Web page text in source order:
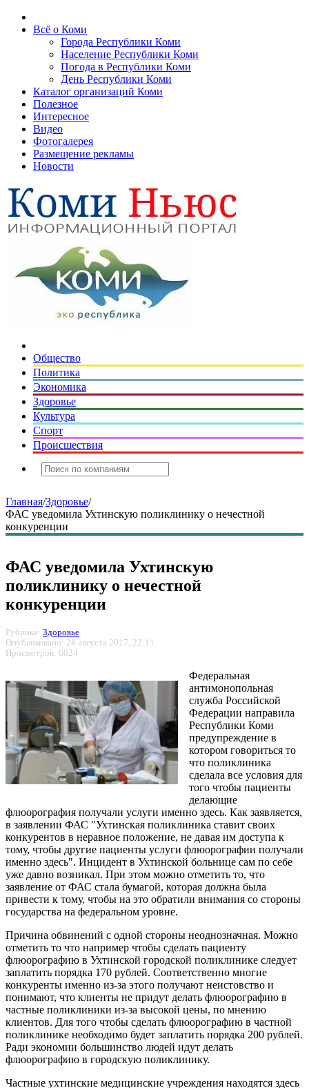
Всё о Коми
Города Республики Коми
Население Республики Коми
Погода в Республики Коми
День Республики Коми
Каталог организаций Коми
Полезное
Интересное
Видео
Фотогалерея
Размещение рекламы
Новости
Общество
Политика
Экономика
Здоровье
Культура
Спорт
Происшествия
Главная/Здоровье/
ФАС уведомила Ухтинскую поликлинику о нечестной
конкуренции
ФАС уведомила Ухтинскую
поликлинику о нечестной
конкуренции
Рубрика: Здоровье
Опубликовано: 28 августа 2017, 22:11
Просмотров: 6024
Федеральная
антимонопольная
служба Российской
Федерации направила
Республики Коми
предупреждение в
котором говориться то
что поликлиника
сделала все условия для
того чтобы пациенты
делающие
флюорография получали услуги именно здесь. Как заявляется,
в заявлении ФАС "Ухтинская поликлиника ставит своих
конкурентов в неравное положение, не давая им доступа к
тому, чтобы другие пациенты услуги флюорографии получали
именно здесь". Инцидент в Ухтинской больнице сам по себе
уже давно возникал. При этом можно отметить то, что
заявление от ФАС стала бумагой, которая должна была
привести к тому, чтобы на это обратили внимания со стороны
государства на федеральном уровне.
Причина обвинений с одной стороны неоднозначная. Можно
отметить то что например чтобы сделать пациенту
флюорографию в Ухтинской городской поликлинике следует
заплатить порядка 170 рублей. Соответственно многие
конкуренты именно из-за этого получают неистовство и
понимают, что клиенты не придут делать флюорографию в
частные поликлиники из-за высокой цены, по мнению
клиентов. Для того чтобы сделать флюорографию в частной
поликлинике необходимо будет заплатить порядка 200 рублей.
Ради экономии большинство людей идут делать
флюорографию в городскую поликлинику.
Частные ухтинские медицинские учреждения находятся здесь